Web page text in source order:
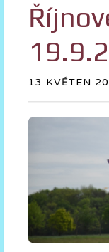
13 KVĚTEN